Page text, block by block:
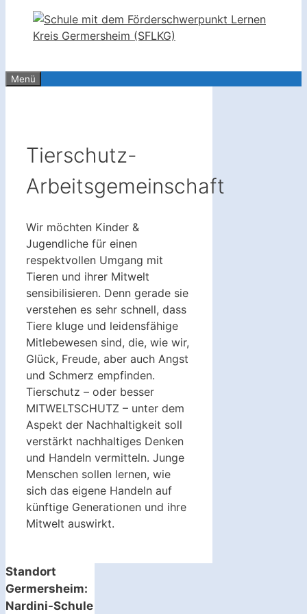
Menü
Tierschutz-
Arbeitsgemeinschaft
Wir möchten Kinder &
Jugendliche für einen
respektvollen Umgang mit
Tieren und ihrer Mitwelt
sensibilisieren. Denn gerade sie
verstehen es sehr schnell, dass
Tiere kluge und leidensfähige
Mitlebewesen sind, die, wie wir,
Glück, Freude, aber auch Angst
und Schmerz empfinden.
Tierschutz – oder besser
MITWELTSCHUTZ – unter dem
Aspekt der Nachhaltigkeit soll
verstärkt nachhaltiges Denken
und Handeln vermitteln. Junge
Menschen sollen lernen, wie
sich das eigene Handeln auf
künftige Generationen und ihre
Mitwelt auswirkt.
Standort
Germersheim:
Nardini-Schule